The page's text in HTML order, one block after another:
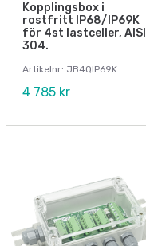
Kopplingsbox i
rostfritt IP68/IP69K
för 4st lastceller, AISI
304.
Artikelnr: JB4QIP69K
4 785 kr